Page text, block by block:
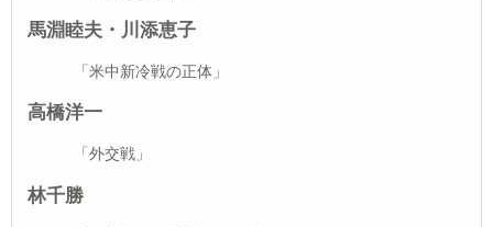
馬淵睦夫・川添恵子
「米中新冷戦の正体」
高橋洋一
「外交戦」
林千勝